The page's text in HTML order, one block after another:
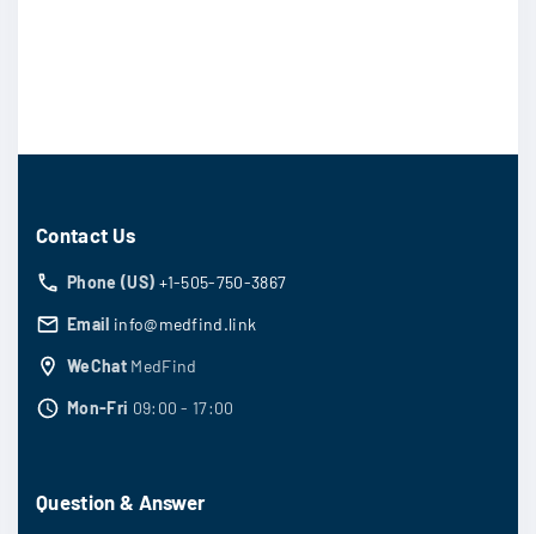
Contact Us
Phone (US) +1-505-750-3867
Email info@medfind.link
WeChat MedFind
Mon-Fri 09:00 - 17:00
Question & Answer